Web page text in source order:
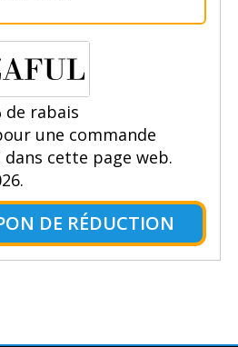
de rabais
une commande
cette page web.
DE RÉDUCTION